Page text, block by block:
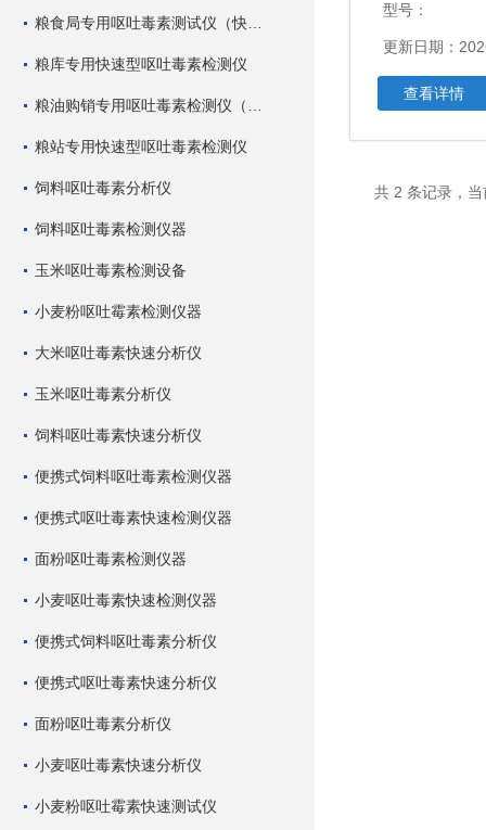
粮库专用快速型呕吐毒素检测仪
粮站专用快速型呕吐毒素检测仪
饲料呕吐毒素分析仪
饲料呕吐毒素检测仪器
玉米呕吐毒素检测设备
小麦粉呕吐霉素检测仪器
大米呕吐毒素快速分析仪
玉米呕吐毒素分析仪
饲料呕吐毒素快速分析仪
便携式饲料呕吐毒素检测仪器
便携式呕吐毒素快速检测仪器
面粉呕吐毒素检测仪器
小麦呕吐毒素快速检测仪器
便携式饲料呕吐毒素分析仪
便携式呕吐毒素快速分析仪
面粉呕吐毒素分析仪
小麦呕吐毒素快速分析仪
小麦粉呕吐霉素快速测试仪
型号：
更新日期：
查看详情
共 2 条记录，